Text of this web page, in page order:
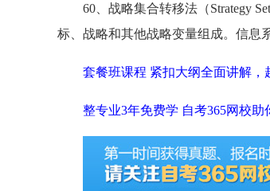
60、战略集合转移法（Strategy Set
标、战略和其他战略变量组成。信息
套餐班课程 紧扣大纲全面讲解，
整专业3年免费学 自考365网校